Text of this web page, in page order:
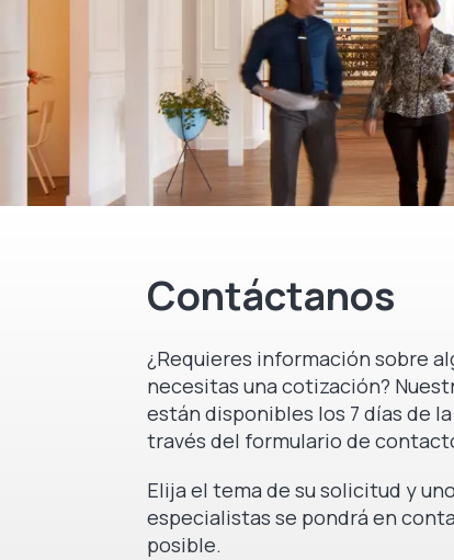
Contáctanos
¿Requieres información sobre
necesitas una cotización?
están disponibles los 7 días de
través del formulario de
Elija el tema de su solicitud y
especialistas se pondrá en
posible.